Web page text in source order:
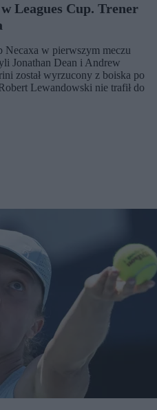
Leagues Cup. Trener
w pierwszym meczu
Jonathan Dean i Andrew
został wyrzucony z boiska po
Lewandowski nie trafił do